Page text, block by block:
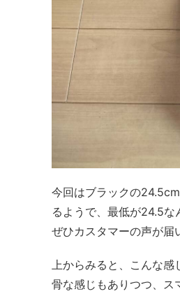
今回はブラックの
るようで、最低が24.5な
ぜひカスタマーの声が届
上からみると、こんな感
骨な感じもありつつ、ス